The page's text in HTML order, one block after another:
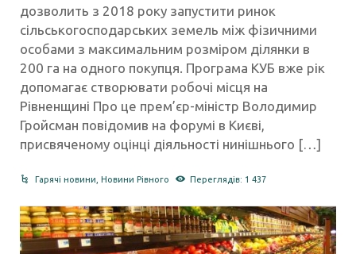
дозволить з 2018 року запустити ринок
сільськогосподарських земель між фізичними
особами з максимальним розміром ділянки в
200 га на одного покупця. Програма КУБ вже рік
допомагає створювати робочі місця на
Рівненщині Про це прем’єр-міністр Володимир
Гройсман повідомив на форумі в Києві,
присвяченому оцінці діяльності нинішнього […]
Гарячі новини ,Новини Рівного Переглядів: 1 437